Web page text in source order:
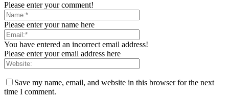
Please enter your comment!
Please enter your name here
You have entered an incorrect email address!
Please enter your email address here
Save my name, email, and website in this browser for the next
time I comment.